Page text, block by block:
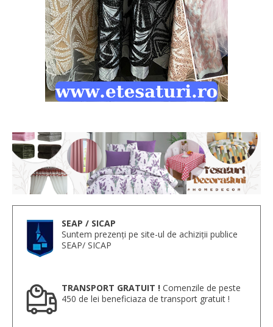
SEAP / SICAP
Suntem prezenți pe site-ul de achiziții publice
SEAP/ SICAP
TRANSPORT GRATUIT ! Comenzile de peste
450 de lei beneficiaza de transport gratuit !